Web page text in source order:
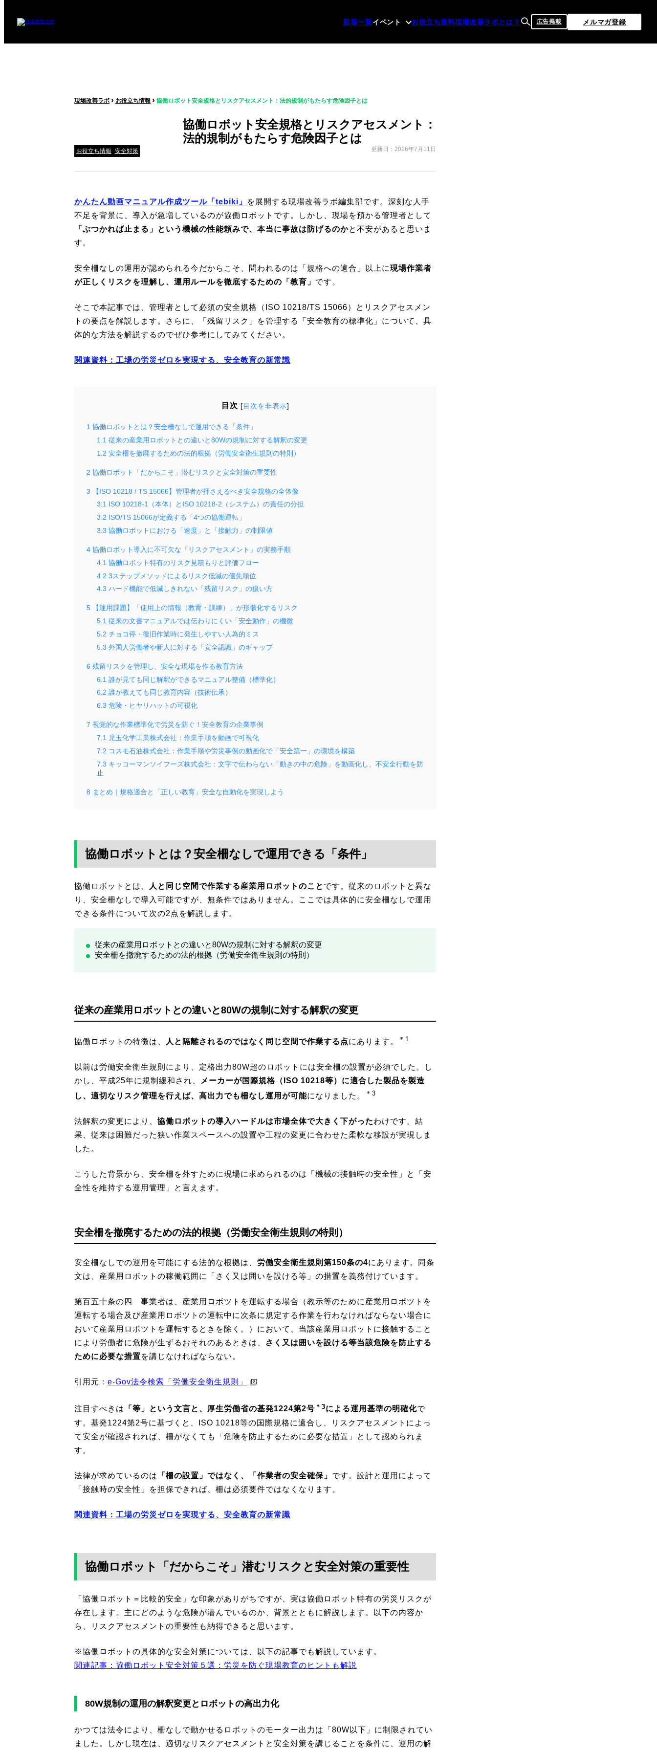
新着一覧イベント お役立ち資料現場改善ラボとは？ 広告掲載 メルマガ登録
現場改善ラボ › お役立ち情報 › 協働ロボット安全規格とリスクアセスメント：法的規制がもたらす危険因子とは
協働ロボット安全規格とリスクアセスメント：
法的規制がもたらす危険因子とは
お役立ち情報 安全対策 更新日：2026年7月11日
かんたん動画マニュアル作成ツール「tebiki」
を展開する現場改善ラボ編集部です。深刻な人手
不足を背景に、導入が急増しているのが協働ロボットです。しかし、現場を預かる管理者として
「ぶつかれば止まる」という機械の性能頼みで、本当に事故は防げるのかと不安があると思いま
す。
安全柵なしの運用が認められる今だからこそ、問われるのは「規格への適合」以上に現場作業者
が正しくリスクを理解し、運用ルールを徹底するための「教育」 です。
そこで本記事では、管理者として必須の安全規格（ISO 10218/TS 15066）とリスクアセスメン
トの要点を解説します。さらに、「残留リスク」を管理する「安全教育の標準化」について、具
体的な方法を解説するのでぜひ参考にしてみてください。
関連資料：工場の労災ゼロを実現する、安全教育の新常識
目次 [目次を非表示]
1 協働ロボットとは？安全柵なしで運用できる「条件」
1.1 従来の産業用ロボットとの違いと80Wの規制に対する解釈の変更
1.2 安全柵を撤廃するための法的根拠（労働安全衛生規則の特則）
2 協働ロボット「だからこそ」潜むリスクと安全対策の重要性
3 【ISO 10218 / TS 15066】管理者が押さえるべき安全規格の全体像
3.1 ISO 10218-1（本体）とISO 10218-2（システム）の責任の分担
3.2 ISO/TS 15066が定義する「4つの協働運転」
3.3 協働ロボットにおける「速度」と「接触力」の制限値
4 協働ロボット導入に不可欠な「リスクアセスメント」の実務手順
4.1 協働ロボット特有のリスク見積もりと評価フロー
4.2 3ステップメソッドによるリスク低減の優先順位
4.3 ハード機能で低減しきれない「残留リスク」の扱い方
5 【運用課題】「使用上の情報（教育・訓練）」が形骸化するリスク
5.1 従来の文書マニュアルでは伝わりにくい「安全動作」の機微
5.2 チョコ停・復旧作業時に発生しやすい人為的ミス
5.3 外国人労働者や新人に対する「安全認識」のギャップ
6 残留リスクを管理し、安全な現場を作る教育方法
6.1 誰が見ても同じ解釈ができるマニュアル整備（標準化）
6.2 誰が教えても同じ教育内容（技術伝承）
6.3 危険・ヒヤリハットの可視化
7 視覚的な作業標準化で労災を防ぐ！安全教育の企業事例
7.1 児玉化学工業株式会社：作業手順を動画で可視化
7.2 コスモ石油株式会社：作業手順や労災事例の動画化で「安全第一」の環境を構築
7.3 キッコーマンソイフーズ株式会社：文字で伝わらない「動きの中の危険」を動画化し、不安全行動を防
止
8 まとめ｜規格適合と「正しい教育」安全な自動化を実現しよう
協働ロボットとは？安全柵なしで運用できる「条件」
協働ロボットとは、 人と同じ空間で作業する産業用ロボットのこと です。従来のロボットと異な
り、安全柵なしで導入可能ですが、無条件ではありません。ここでは具体的に安全柵なしで運用
できる条件について次の2点を解説します。
従来の産業用ロボットとの違いと80Wの規制に対する解釈の変更
安全柵を撤廃するための法的根拠（労働安全衛生規則の特則）
従来の産業用ロボットとの違いと80Wの規制に対する解釈の変更
協働ロボットの特徴は、 人と隔離されるのではなく同じ空間で作業する点にあります。 ＊1
以前は労働安全衛生規則により、定格出力80W超のロボットには安全柵の設置が必須でした。し
かし、平成25年に規制緩和され、
メーカーが国際規格（ISO 10218等）に適合した製品を製造
し、適切なリスク管理を行えば、高出力でも柵なし運用が可能になりました。 ＊3
法解釈の変更により、 協働ロボットの導入ハードルは市場全体で大きく下がったわけです。結
果、従来は困難だった狭い作業スペースへの設置や工程の変更に合わせた柔軟な移設が実現しま
した。
こうした背景から、安全柵を外すために現場に求められるのは「機械の接触時の安全性」と「安
全性を維持する運用管理」と言えます。
安全柵を撤廃するための法的根拠（労働安全衛生規則の特則）
安全柵なしでの運用を可能にする法的な根拠は、 労働安全衛生規則第150条の4にあります。同条
文は、産業用ロボットの稼働範囲に「さく又は囲いを設ける等」の措置を義務付けています。
第百五十条の四 事業者は、産業用ロボツトを運転する場合（教示等のために産業用ロボツトを
運転する場合及び産業用ロボツトの運転中に次条に規定する作業を行わなければならない場合に
おいて産業用ロボツトを運転するときを除く。）において、当該産業用ロボットに接触すること
により労働者に危険が生ずるおそれのあるときは、
さく又は囲いを設ける等当該危険を防止する
ために必要な措置を講じなければならない。
引用元： e-Gov法令検索「労働安全衛生規則」
注目すべきは 「等」という文言と、厚生労働省の基発1224第2号 ＊3による運用基準の明確化で
す。基発1224第2号に基づくと、ISO 10218等の国際規格に適合し、リスクアセスメントによっ
て安全が確認されれば、柵がなくても「危険を防止するために必要な措置」として認められま
す。
法律が求めているのは 「柵の設置」ではなく、「作業者の安全確保」 です。設計と運用によって
「接触時の安全性」を担保できれば、柵は必須要件ではなくなります。
関連資料：工場の労災ゼロを実現する、安全教育の新常識
協働ロボット「だからこそ」潜むリスクと安全対策の重要性
「協働ロボット＝比較的安全」な印象がありがちですが、実は協働ロボット特有の労災リスクが
存在します。主にどのような危険が潜んでいるのか、背景とともに解説します。以下の内容か
ら、リスクアセスメントの重要性も納得できると思います。
※協働ロボットの具体的な安全対策については、以下の記事でも解説しています。
関連記事：協働ロボット安全対策５選：労災を防ぐ現場教育のヒントも解説
80W規制の運用の解釈変更とロボットの高出力化
かつては法令により、柵なしで動かせるロボットのモーター出力は「80W以下」に制限されてい
ました。しかし現在は、適切なリスクアセスメントと安全対策を講じることを条件に、運用の解